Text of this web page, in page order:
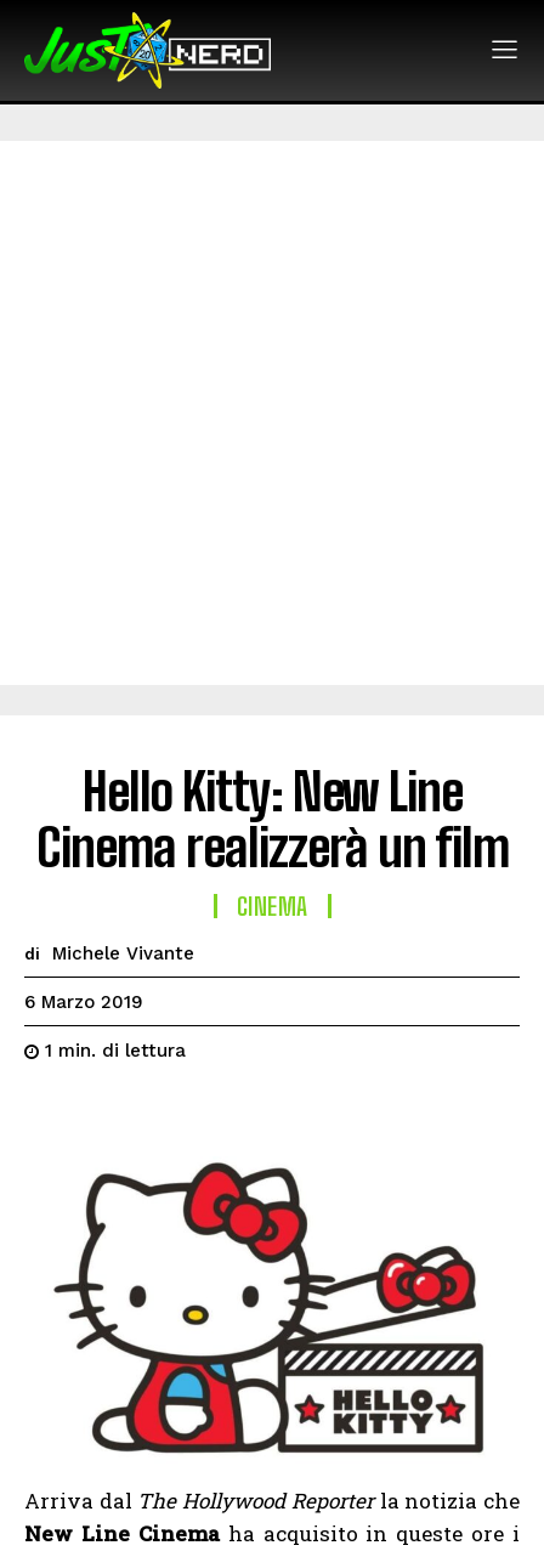
Hello Kitty: New Line
Cinema realizzerà un film
CINEMA
di Michele Vivante
6 Marzo 2019
1 min. di lettura
Arriva dal The Hollywood Reporterla notizia che
New Line Cinemaha acquisito in queste ore i